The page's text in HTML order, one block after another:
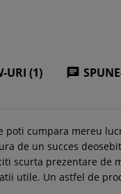
URI (1) 
cumpara mereu
de un succes
scurta prezentare
utile. Un astfel de